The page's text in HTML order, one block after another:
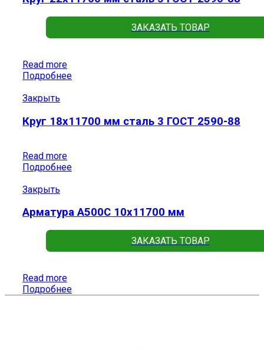
ЗАКАЗАТЬ ТОВАР
Read more
Подробнее
Закрыть
Круг 18х11700 мм сталь 3 ГОСТ 2590-88
Read more
Подробнее
Закрыть
Арматура А500С 10х11700 мм
ЗАКАЗАТЬ ТОВАР
Read more
Подробнее